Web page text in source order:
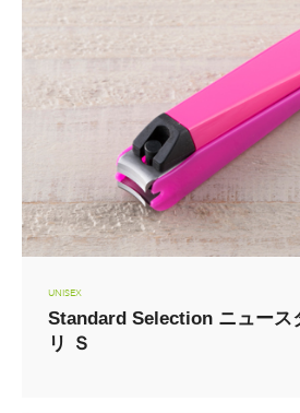
UNISEX
Standard Selection ニュース
リ Ｓ